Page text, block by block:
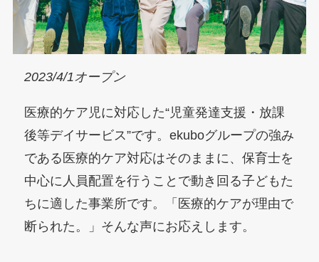
2023/4/1オープン
医療的ケア児に対応した“児童発達支援・放課
後等デイサービス”です。ekuboグループの強み
である医療的ケア対応はそのままに、保育士を
中心に人員配置を行うことで動き回る子どもた
ちに適した事業所です。「医療的ケアが理由で
断られた。」そんな声にお応えします。